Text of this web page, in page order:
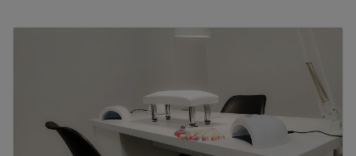
23:00
06:00
06:00
Sekmadienis
06:00 23:00